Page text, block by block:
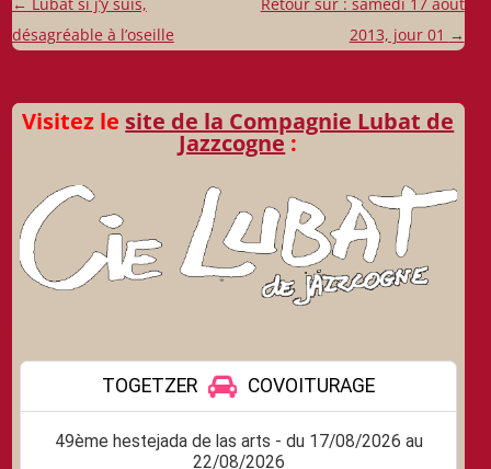
des
désagréable à l’oseille
2013, jour 01 →
Visitez le site de la Compagnie Lubat de
Jazzcogne: